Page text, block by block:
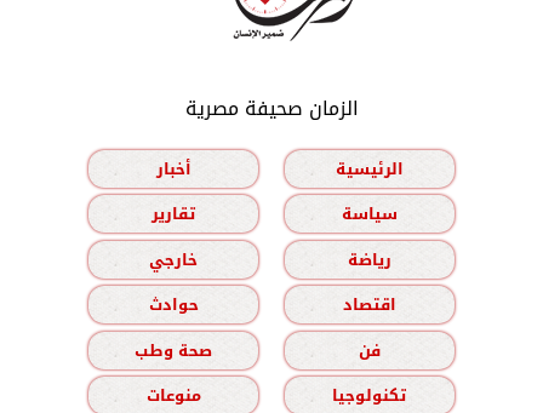
الزمان صحيفة مصرية
الرئيسية
أخبار
سياسة
تقارير
رياضة
خارجي
اقتصاد
حوادث
فن
صحة وطب
تكنولوجيا
منوعات